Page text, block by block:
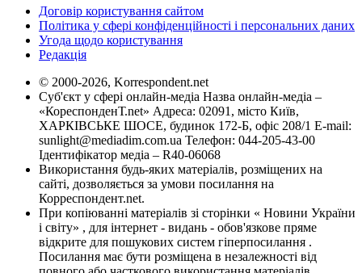
Договір користування сайтом
Політика у сфері конфіденційності і персональних даних
Угода щодо користування
Редакція
© 2000-2026, Korrespondent.net
Суб'єкт у сфері онлайн-медіа Назва онлайн-медіа –
«КореспонденТ.net» Адреса: 02091, місто Київ,
ХАРКІВСЬКЕ ШОСЕ, будинок 172-Б, офіс 208/1 E-mail:
sunlight@mediadim.com.ua Телефон: 044-205-43-00
Ідентифікатор медіа – R40-06068
Використання будь-яких матеріалів, розміщених на
сайті, дозволяється за умови посилання на
Корреспондент.net.
При копіюванні матеріалів зі сторінки « Новини України
і світу» , для інтернет - видань - обов'язкове пряме
відкрите для пошукових систем гіперпосилання .
Посилання має бути розміщена в незалежності від